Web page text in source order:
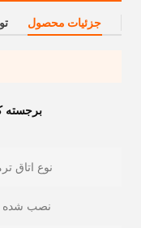
جزئیات محصول
برجسته
نوع اتاق
نصب شده